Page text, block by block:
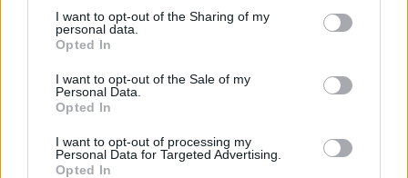
not limited to your visit or usage behaviour. You may click to
grant or deny consent to Google and its third-party tags to
use your data for below specified purposes in below Google
consent section.
I want to opt-out of the Sharing of my
personal data.
Opted In
I want to opt-out of the Sale of my
Personal Data.
Opted In
I want to opt-out of processing my
Personal Data for Targeted Advertising.
Opted In